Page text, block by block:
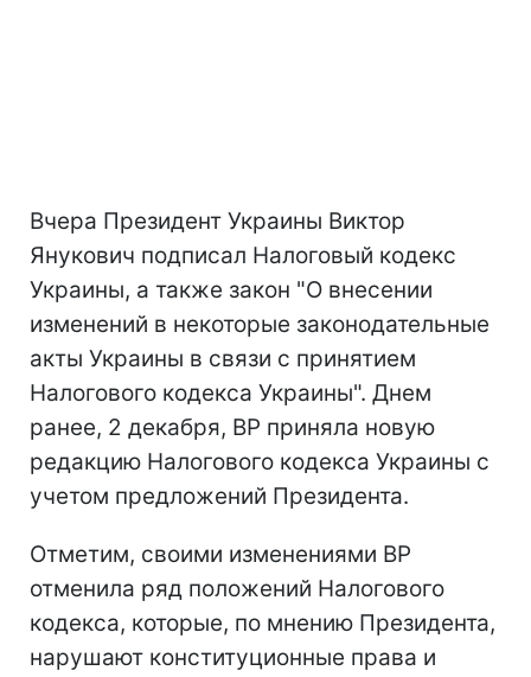
Вчера Президент Украины Виктор
Янукович подписал Налоговый кодекс
Украины, а также закон "О внесении
изменений в некоторые законодательные
акты Украины в связи с принятием
Налогового кодекса Украины". Днем
ранее, 2 декабря, ВР приняла новую
редакцию Налогового кодекса Украины с
учетом предложений Президента.
Отметим, своими изменениями ВР
отменила ряд положений Налогового
кодекса, которые, по мнению Президента,
нарушают конституционные права и